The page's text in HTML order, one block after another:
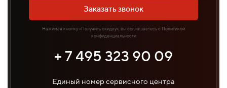
Заказать звонок
Нажимая кнопку «Получить скидку», вы соглашаетесь с Политикой
конфиденциальности
+ 7 495 323 90 09
Единый номер сервисного центра